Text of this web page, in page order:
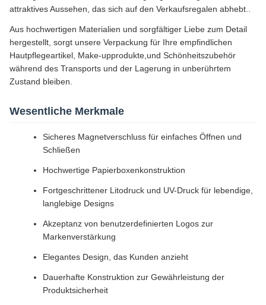
attraktives Aussehen, das sich auf den Verkaufsregalen abhebt..
Aus hochwertigen Materialien und sorgfältiger Liebe zum Detail
hergestellt, sorgt unsere Verpackung für Ihre empfindlichen
Hautpflegeartikel, Make-upprodukte,und Schönheitszubehör
während des Transports und der Lagerung in unberührtem
Zustand bleiben.
Wesentliche Merkmale
Sicheres Magnetverschluss für einfaches Öffnen und
Schließen
Hochwertige Papierboxenkonstruktion
Fortgeschrittener Litodruck und UV-Druck für lebendige,
langlebige Designs
Akzeptanz von benutzerdefinierten Logos zur
Markenverstärkung
Elegantes Design, das Kunden anzieht
Dauerhafte Konstruktion zur Gewährleistung der
Produktsicherheit